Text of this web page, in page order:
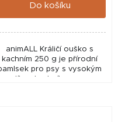
Do košíku
animALL Králičí ouško s
kachním 250 g je přírodní
pro psy s vysokým